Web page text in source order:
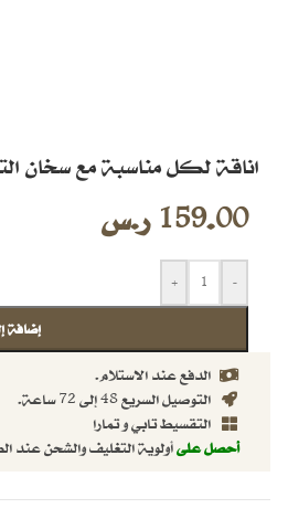
اناقة لكل مناسبة مع سخان
159.00 ر.س
-
+
إضافة
الدفع عند الاستلام.
التوصيل السريع 48 إلى 72 ساعة.
التقسيط تابي و تمارا
أحصل علىأولوية التغليف والشحن عند